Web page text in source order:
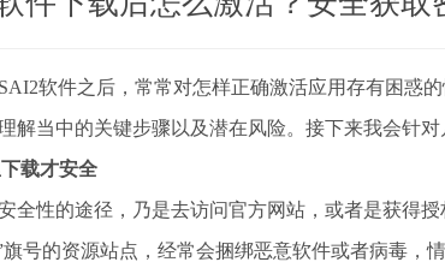
软件之后，常常对怎样正确激活应用存有困惑
解当中的关键步骤以及潜在风险。接下来我会针对
载才安全
全性的途径，乃是去访问官方网站，或者是获得
旗号的资源站点，经常会捆绑恶意软件或者病毒，